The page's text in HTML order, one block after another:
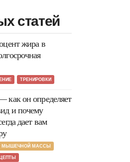
статей
жира в
ТРЕНИРОВКИ
как он определяет
и почему
дает вам
МЫШЕЧНОЙ МАССЫ